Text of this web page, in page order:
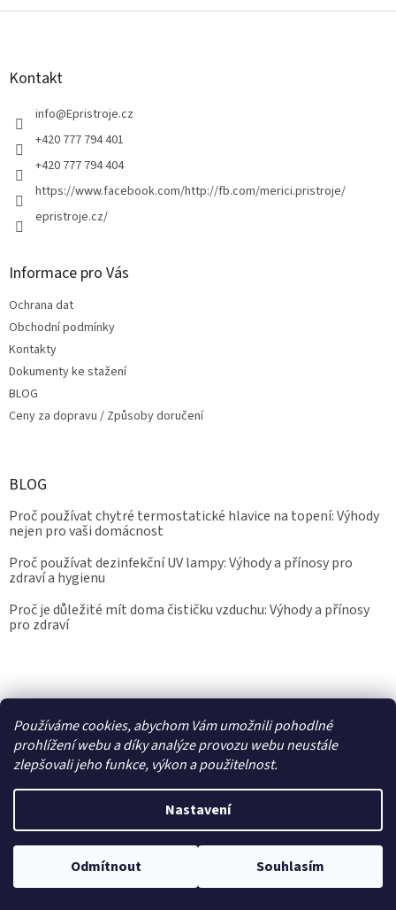
Používáme cookies, abychom Vám umožnili pohodlné
prohlížení webu a díky analýze provozu webu neustále
zlepšovali jeho funkce, výkon a použitelnost.
Nastavení
Odmítnout Souhlasím
Z
Kontakt
info@Epristroje.cz
+420 777 794 401
+420 777 794 404
https://www.facebook.com/http://fb.com/merici.pristroje/
epristroje.cz/
Informace pro Vás
Ochrana dat
Obchodní podmínky
Kontakty
Dokumenty ke stažení
BLOG
Ceny za dopravu / Způsoby doručení
BLOG
Proč používat chytré termostatické hlavice na topení: Výhody
nejen pro vaši domácnost
Proč používat dezinfekční UV lampy: Výhody a přínosy pro
zdraví a hygienu
Proč je důležité mít doma čističku vzduchu: Výhody a přínosy
pro zdraví
Copyright 2026Epřístroje.cz. Všechna práva vyhrazena.Upravit